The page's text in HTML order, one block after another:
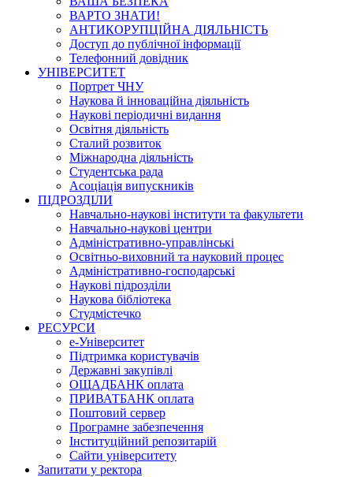
ВАРТО ЗНАТИ!
АНТИКОРУПЦІЙНА ДІЯЛЬНІСТЬ
Доступ до публічної інформації
Телефонний довідник
УНІВЕРСИТЕТ
Портрет ЧНУ
Наукова й інноваційна діяльність
Наукові періодичні видання
Освітня діяльність
Сталий розвиток
Міжнародна діяльність
Студентська рада
Асоціація випускників
ПІДРОЗДІЛИ
Навчально-наукові інститути та факультети
Навчально-наукові центри
Адміністративно-управлінські
Освітньо-виховний та науковий процес
Адміністративно-господарські
Наукові підрозділи
Наукова бібліотека
Студмістечко
РЕСУРСИ
е-Університет
Підтримка користувачів
Державні закупівлі
ОЩАДБАНК оплата
ПРИВАТБАНК оплата
Поштовий сервер
Програмне забезпечення
Інституційний репозитарій
Сайти університету
Запитати у ректора